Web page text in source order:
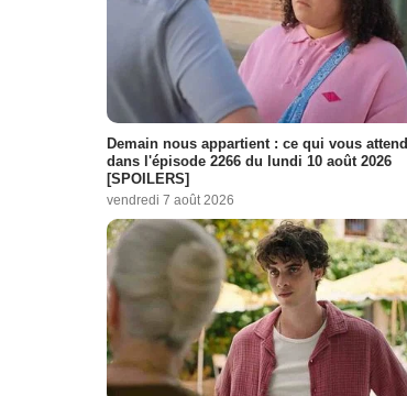
Demain nous appartient : ce qui vous attend
dans l'épisode 2266 du lundi 10 août 2026
[SPOILERS]
vendredi 7 août 2026